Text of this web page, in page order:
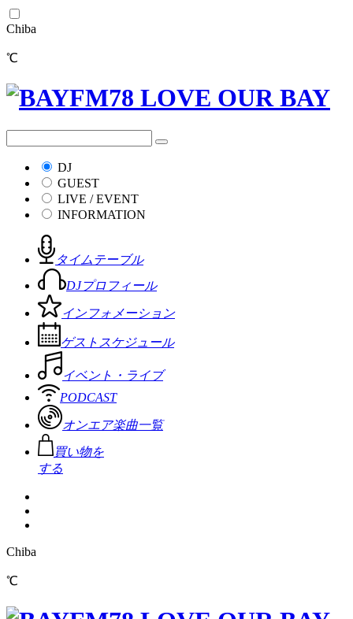
Chiba
℃
DJ
GUEST
LIVE / EVENT
INFORMATION
タイムテーブル
DJプロフィール
インフォメーション
ゲストスケジュール
イベント・ライブ
PODCAST
オンエア楽曲一覧
買い物を
する
Chiba
℃